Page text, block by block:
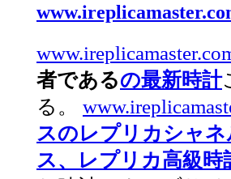
者であるの最新時計
る。
スのレプリカシャ
ス、レプリカ高級時